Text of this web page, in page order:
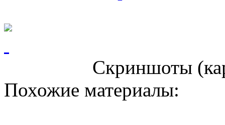
Скриншоты
Похожие материалы: